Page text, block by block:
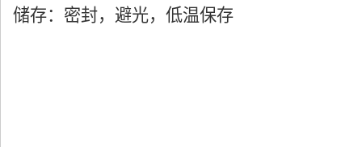
储存：密封，避光，低温保存